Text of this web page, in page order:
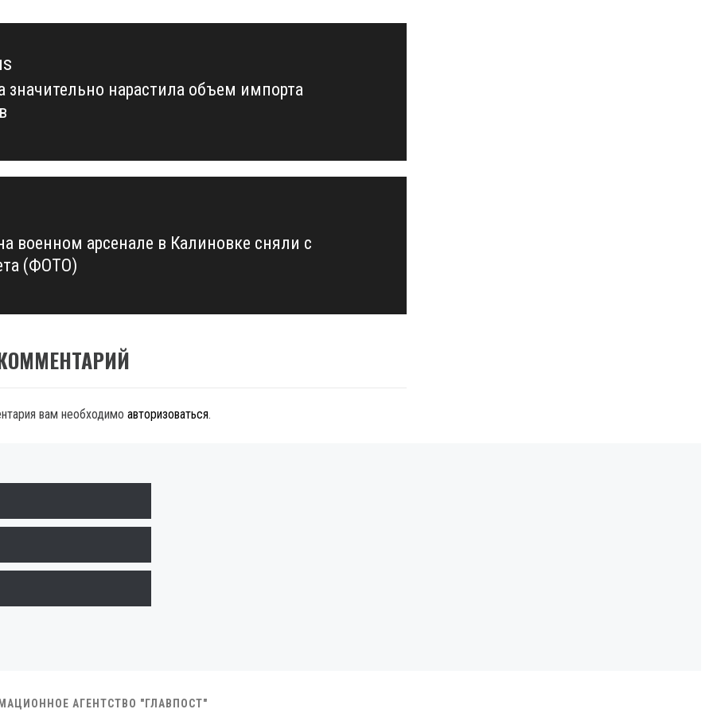
значительно нарастила объем импорта
военном арсенале в Калиновке сняли с
(ФОТО)
вам необходимо авторизоваться.
АГЕНТСТВО "ГЛАВПОСТ"